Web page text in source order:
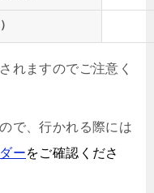
れますのでご注意く
で、行かれる際には
ーをご確認くださ